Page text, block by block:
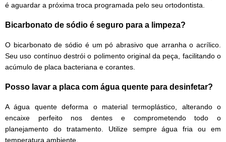
é aguardar a próxima troca programada pelo seu ortodontista.
Bicarbonato de sódio é seguro para a limpeza?
O bicarbonato de sódio é um pó abrasivo que arranha o acrílico.
Seu uso contínuo destrói o polimento original da peça, facilitando o
acúmulo de placa bacteriana e corantes.
Posso lavar a placa com água quente para desinfetar?
A água quente deforma o material termoplástico, alterando o
encaixe perfeito nos dentes e comprometendo todo o
planejamento do tratamento. Utilize sempre água fria ou em
temperatura ambiente.